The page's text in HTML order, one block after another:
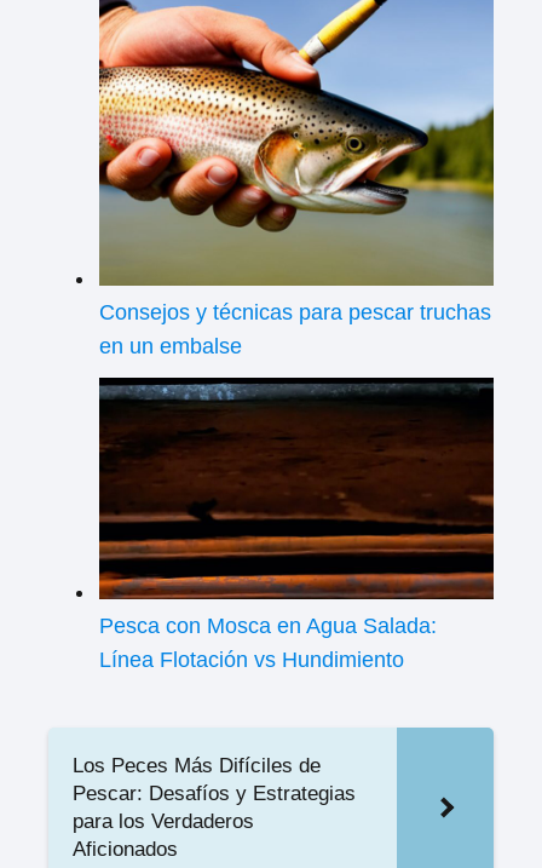
Consejos y técnicas para pescar truchas
en un embalse
Pesca con Mosca en Agua Salada:
Línea Flotación vs Hundimiento
Los Peces Más Difíciles de
Pescar: Desafíos y Estrategias
para los Verdaderos
Aficionados